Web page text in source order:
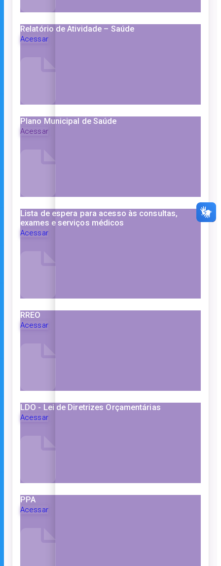
Relatório de Atividade – Saúde
Acessar
Plano Municipal de Saúde
Acessar
Lista de espera para acesso às consultas,
exames e serviços médicos
Acessar
RREO
Acessar
LDO - Lei de Diretrizes Orçamentárias
Acessar
PPA
Acessar